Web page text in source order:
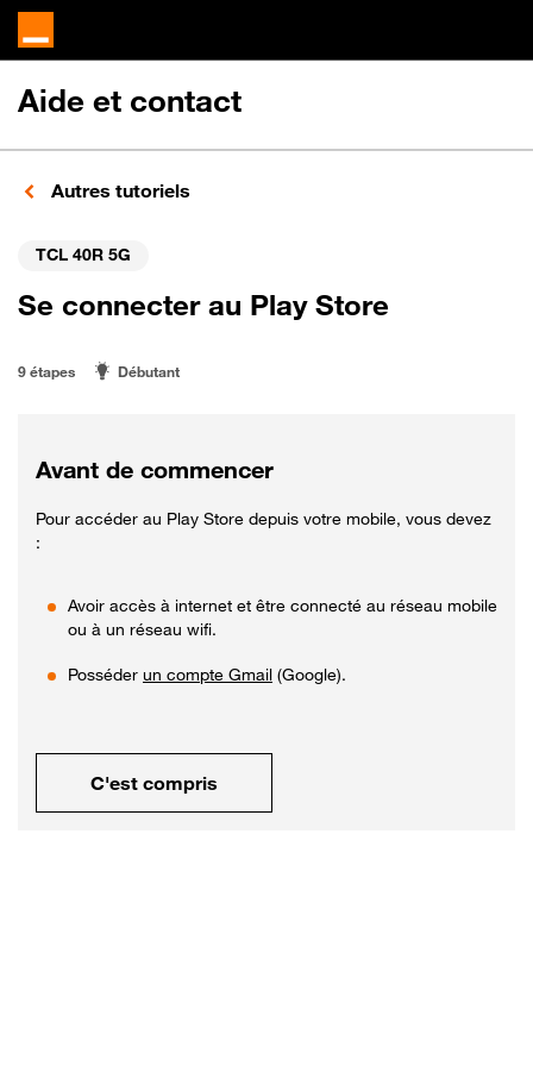
Aide et contact
Autres tutoriels
TCL 40R 5G
Se connecter au Play Store
9 étapes Débutant
Avant de commencer
Pour accéder au Play Store depuis votre mobile, vous devez
:
Avoir accès à internet et être connecté au réseau mobile
ou à un réseau wifi.
Posséder un compte Gmail (Google).
C'est compris